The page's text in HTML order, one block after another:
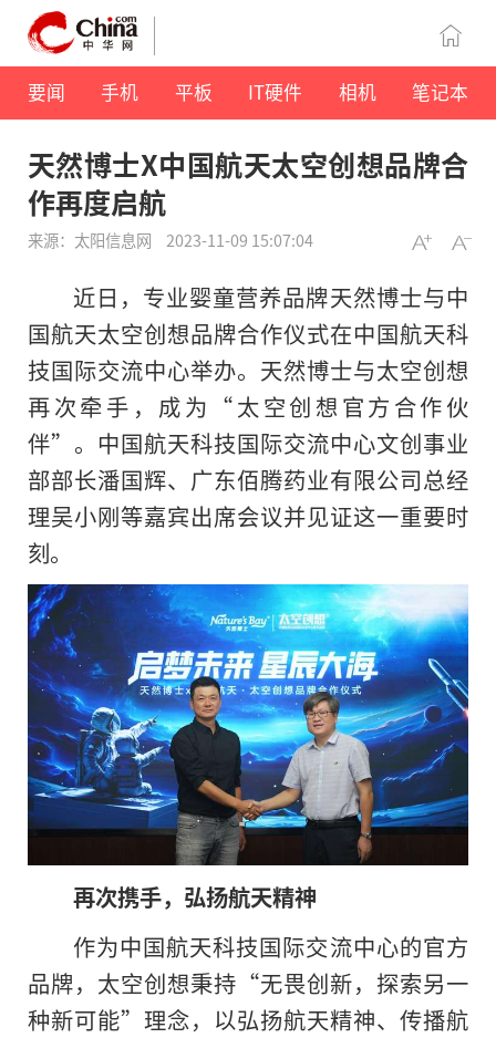
要闻 手机 平板 IT硬件 相机 笔记本
天然博士X中国航天太空创想品牌合
作再度启航
来源：太阳信息网 2023-11-09 15:07:04
近日，专业婴童营养品牌天然博士与中
国航天太空创想品牌合作仪式在中国航天科
技国际交流中心举办。天然博士与太空创想
再次牵手，成为“太空创想官方合作伙
伴”。 中国航天科技国际交流中心文创事业
部部长潘国辉、广东佰腾药业有限公司总经
理吴小刚等嘉宾出席会议并见证这一重要时
刻。
再次携手，弘扬航天精神
作为中国航天科技国际交流中心的官方
品牌，太空创想秉持“无畏创新，探索另一
种新可能”理念，以弘扬航天精神、传播航